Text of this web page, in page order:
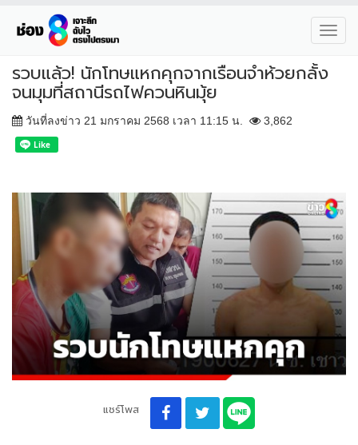
รวบแล้ว! นักโทษแหกคุกจากเรือนจำห้วยกลั้ง
จนมุมที่สถานีรถไฟควนหินมุ้ย
วันที่ลงข่าว 21 มกราคม 2568 เวลา 11:15 น. 3,862
แชร์โพส